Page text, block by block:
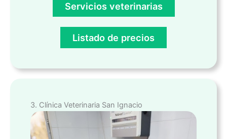
Servicios veterinarias
Listado de precios
3. Clínica Veterinaria San Ignacio